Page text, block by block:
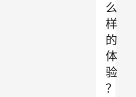
么
样
的
体
验
？